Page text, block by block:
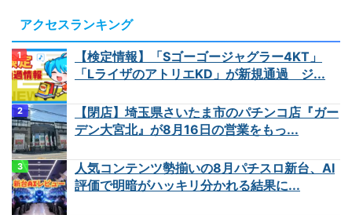
アクセスランキング
【検定情報】「Sゴーゴージャグラー4KT」
「LライザのアトリエKD」が新規通過 ジ...
【閉店】埼玉県さいたま市のパチンコ店『ガー
デン大宮北』が8月16日の営業をもっ...
人気コンテンツ勢揃いの8月パチスロ新台、AI
評価で明暗がハッキリ分かれる結果に...